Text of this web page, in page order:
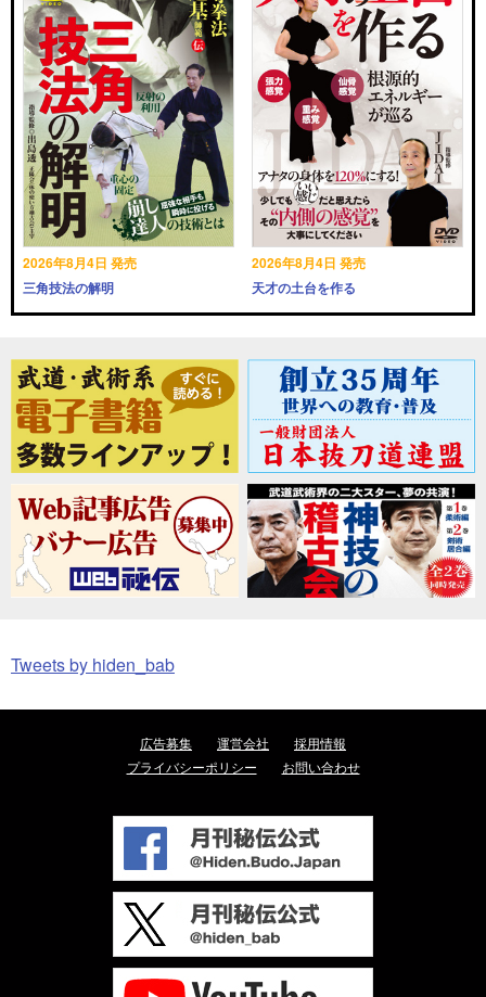
2026年8月4日 発売
三角技法の解明
2026年8月4日 発売
天才の土台を作る
Tweets by hiden_bab
広告募集 運営会社
採用情報
プライバシーポリシー
お問い合わせ